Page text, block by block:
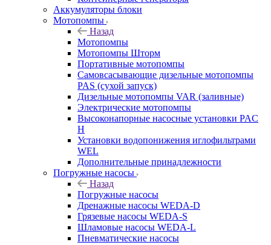
Аккумуляторы блоки
Мотопомпы
Назад
Мотопомпы
Мотопомпы Шторм
Портативные мотопомпы
Самовсасывающие дизельные мотопомпы
PAS (сухой запуск)
Дизельные мотопомпы VAR (заливные)
Электрические мотопомпы
Высоконапорные насосные установки PAC
H
Установки водопонижения иглофильтрами
WEL
Дополнительные принадлежности
Погружные насосы
Назад
Погружные насосы
Дренажные насосы WEDA-D
Грязевые насосы WEDA-S
Шламовые насосы WEDA-L
Пневматические насосы